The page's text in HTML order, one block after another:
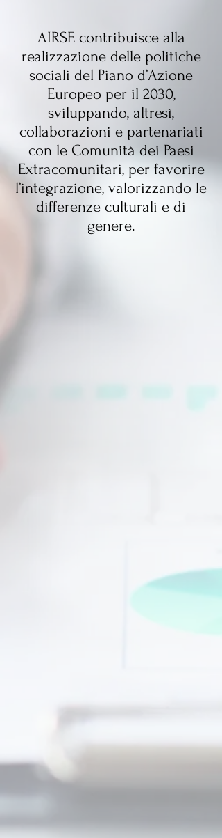
AIRSE contribuisce alla
realizzazione delle politiche
sociali del Piano d’Azione
Europeo per il 2030,
sviluppando, altresì,
collaborazioni e partenariati
con le Comunità dei Paesi
Extracomunitari, per favorire
l’integrazione, valorizzando le
differenze culturali e di
genere.